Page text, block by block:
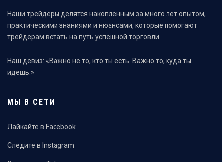
Наши трейдеры делятся накопленным за много лет опытом,
практическими знаниями и нюансами, которые помогают
трейдерам встать на путь успешной торговли.
Наш девиз: «Важно не то, кто ты есть. Важно то, куда ты
идешь.»
МЫ В СЕТИ
Лайкайте в Facebook
Следите в Instagram